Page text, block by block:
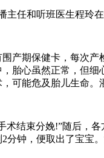
任和听班医生程玲
产期保健卡，每次
胎心虽然正常，但
，可能危及胎儿生命。
术结束分娩!”随后
分钟，便取出了宝